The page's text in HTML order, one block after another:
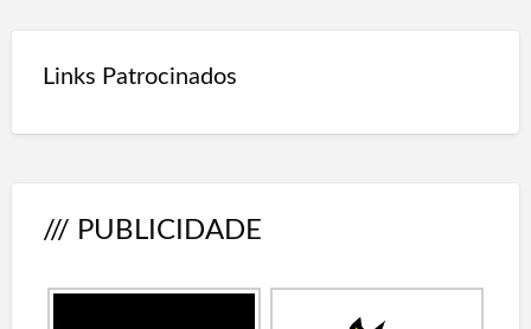
Links Patrocinados
/// PUBLICIDADE